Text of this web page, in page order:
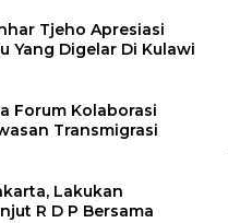
Tjeho Apresiasi
Yang Digelar Di Kulawi
Forum Kolaborasi
Transmigrasi
Lakukan
R D P Bersama